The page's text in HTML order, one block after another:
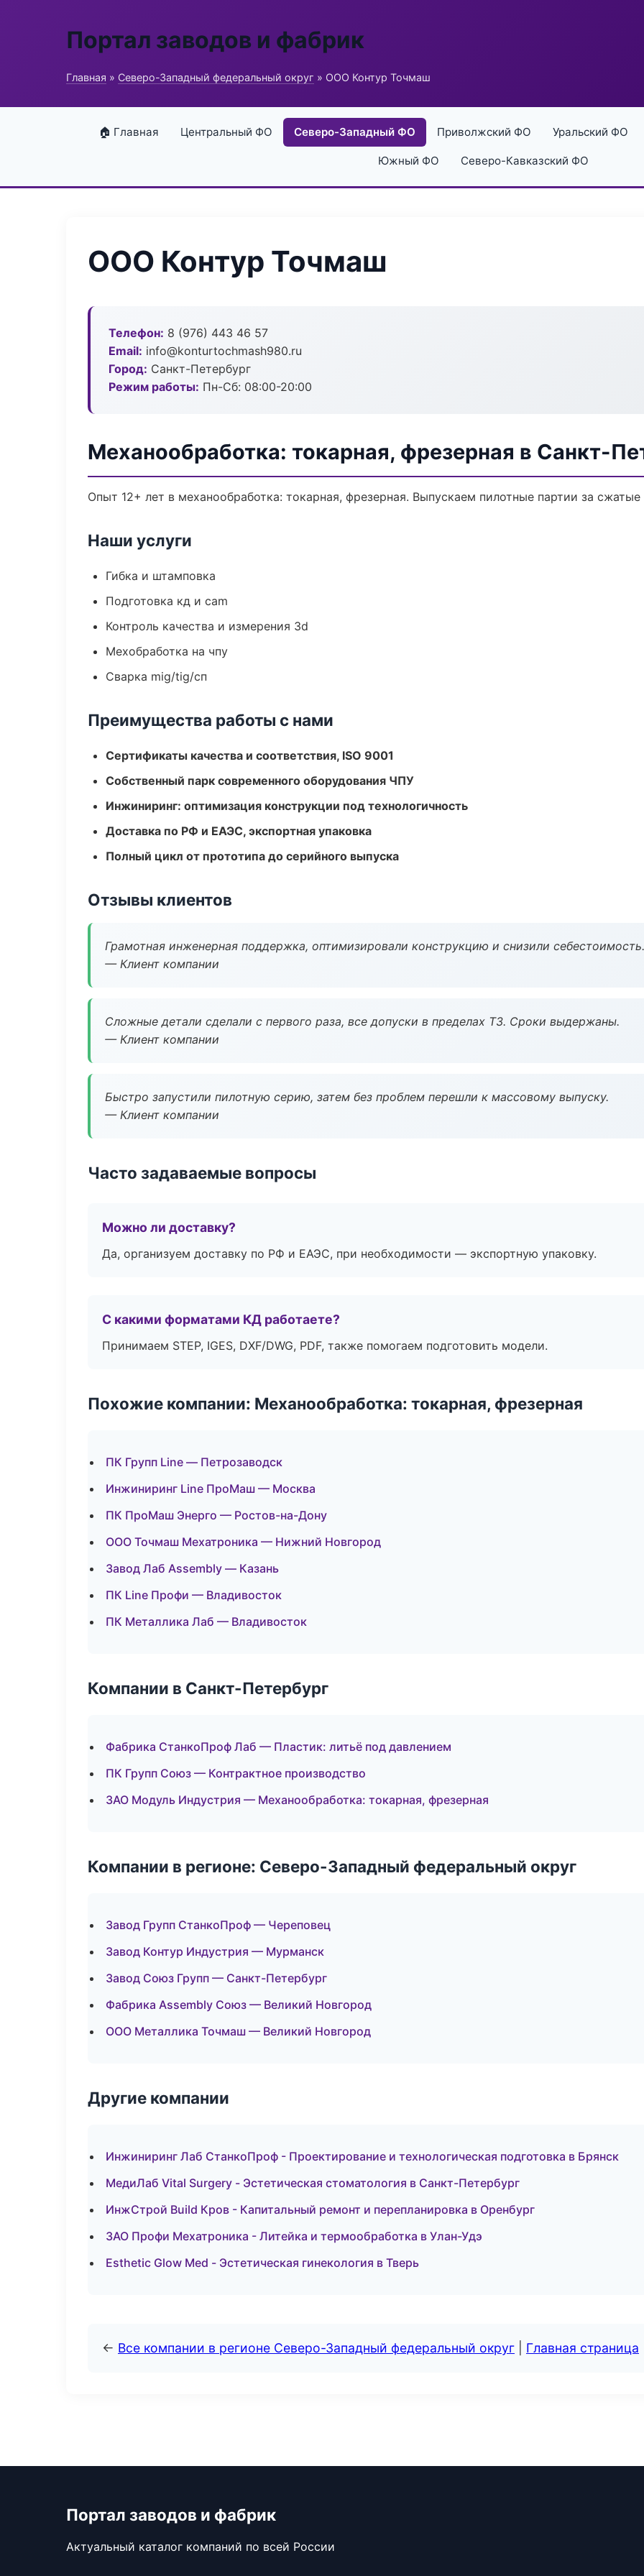
Портал заводов и фабрик
Главная » Северо-Западный федеральный округ » ООО Контур Точмаш
🏠 Главная Центральный ФО Северо-Западный ФО Приволжский ФО Уральский ФО
Южный ФО Северо-Кавказский ФО
ООО Контур Точмаш
Телефон: 8 (976) 443 46 57
Email: info@konturtochmash980.ru
Город: Санкт-Петербург
Режим работы: Пн-Сб: 08:00-20:00
Механообработка: токарная, фрезерная в Санкт-
Опыт 12+ лет в механообработка: токарная, фрезерная. Выпускаем пилотные партии за
Наши услуги
Гибка и штамповка
Подготовка кд и cam
Контроль качества и измерения 3d
Мехобработка на чпу
Сварка mig/tig/сп
Преимущества работы с нами
Сертификаты качества и соответствия, ISO 9001
Собственный парк современного оборудования ЧПУ
Инжиниринг: оптимизация конструкции под технологичность
Доставка по РФ и ЕАЭС, экспортная упаковка
Полный цикл от прототипа до серийного выпуска
Отзывы клиентов
Грамотная инженерная поддержка, оптимизировали конструкцию и снизили себестоимость.
— Клиент компании
Сложные детали сделали с первого раза, все допуски в пределах ТЗ. Сроки выдержаны.
— Клиент компании
Быстро запустили пилотную серию, затем без проблем перешли к массовому выпуску.
— Клиент компании
Часто задаваемые вопросы
Можно ли доставку?
Да, организуем доставку по РФ и ЕАЭС, при необходимости — экспортную упаковку.
С какими форматами КД работаете?
Принимаем STEP, IGES, DXF/DWG, PDF, также помогаем подготовить модели.
Похожие компании: Механообработка: токарная, фрезерная
ПК Групп Line — Петрозаводск
Инжиниринг Line ПроМаш — Москва
ПК ПроМаш Энерго — Ростов-на-Дону
ООО Точмаш Мехатроника — Нижний Новгород
Завод Лаб Assembly — Казань
ПК Line Профи — Владивосток
ПК Металлика Лаб — Владивосток
Компании в Санкт-Петербург
Фабрика СтанкоПроф Лаб — Пластик: литьё под давлением
ПК Групп Союз — Контрактное производство
ЗАО Модуль Индустрия — Механообработка: токарная, фрезерная
Компании в регионе: Северо-Западный федеральный округ
Завод Групп СтанкоПроф — Череповец
Завод Контур Индустрия — Мурманск
Завод Союз Групп — Санкт-Петербург
Фабрика Assembly Союз — Великий Новгород
ООО Металлика Точмаш — Великий Новгород
Другие компании
Инжиниринг Лаб СтанкоПроф - Проектирование и технологическая подготовка в Брянск
МедиЛаб Vital Surgery - Эстетическая стоматология в Санкт-Петербург
ИнжСтрой Build Кров - Капитальный ремонт и перепланировка в Оренбург
ЗАО Профи Мехатроника - Литейка и термообработка в Улан-Удэ
Esthetic Glow Med - Эстетическая гинекология в Тверь
← Все компании в регионе Северо-Западный федеральный округ Главная страница
Портал заводов и фабрик
Актуальный каталог компаний по всей России